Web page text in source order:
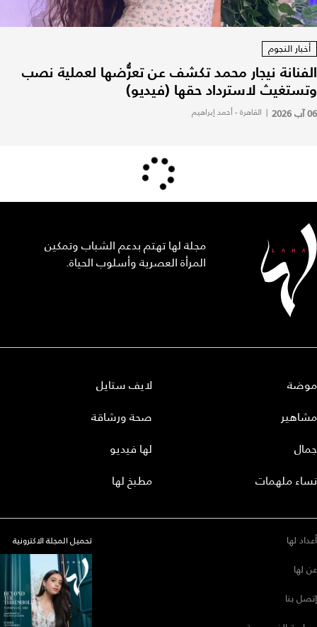
أخبار النجوم
الفنانة نيجار محمد تكشف عن تعرُّضها لعملية نصب
وتستغيث لاسترداد حقها (فيديو)
06 آب 2026 | القاهرة - أحمد إبراهيم
مجلة لها تهتم بدعم الشباب وتمكين
المرأة العصرية وأسلوب الحياة.
موضة
مشاهير
جمال
نساء ملهمات
لايف ستايل
صحة ورشاقة
لها فيديو
مطبخ لها
أعداد لها
عن لها
إتصل بنا
تحميل المجلة الاكترونية